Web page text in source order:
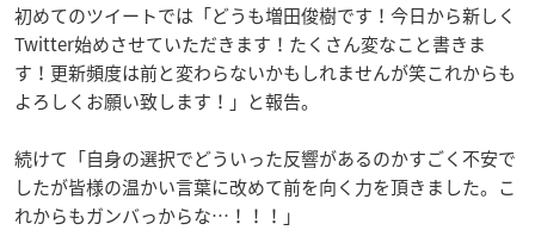
初めてのツイートでは「どうも増田俊樹です！今日から新しく
Twitter始めさせていただきます！たくさん変なこと書きま
す！更新頻度は前と変わらないかもしれませんが笑これからも
よろしくお願い致します！」と報告。
続けて「自身の選択でどういった反響があるのかすごく不安で
したが皆様の温かい言葉に改めて前を向く力を頂きました。こ
れからもガンバっからな…！！！」